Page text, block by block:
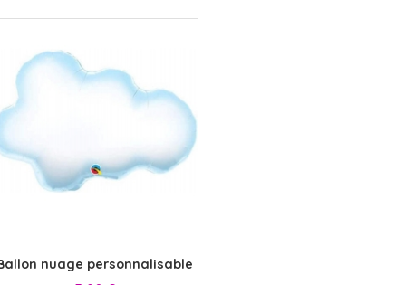
nuage personnalisable